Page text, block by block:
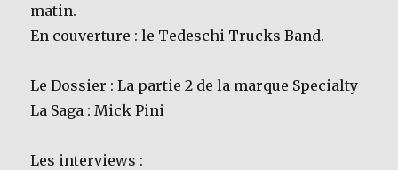
matin.
En couverture : le Tedeschi Trucks Band.
Le Dossier : La partie 2 de la marque Specialty
La Saga : Mick Pini
Les interviews :